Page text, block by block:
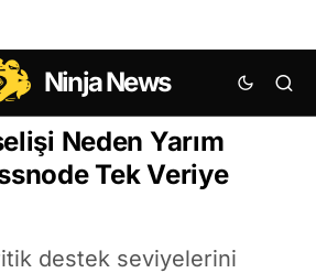
Ninja News
(BTC) HABERLERI
Neden Yarım
Tek Veriye
destek seviyelerini